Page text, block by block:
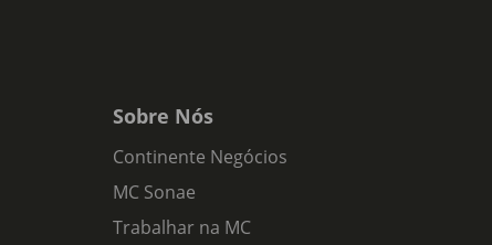
Sobre Nós
Continente Negócios
MC Sonae
Trabalhar na MC